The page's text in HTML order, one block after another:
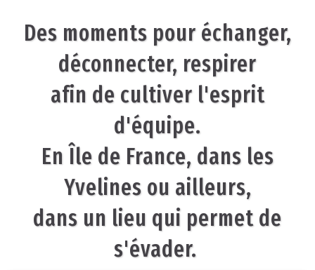
Des moments pour échanger,
déconnecter, respirer
afin de cultiver l'esprit
d'équipe.
En Île de France, dans les
Yvelines ou ailleurs,
dans un lieu qui permet de
s'évader.